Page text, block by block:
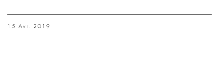
15 Avr. 2019